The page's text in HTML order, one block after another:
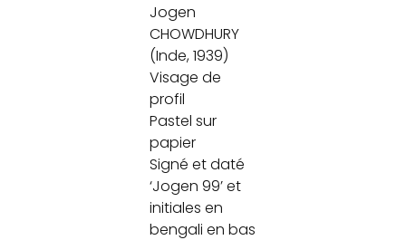
Jogen
CHOWDHURY
(Inde, 1939)
Visage de
profil
Pastel sur
papier
Signé et daté
‘Jogen 99’ et
initiales en
bengali en bas